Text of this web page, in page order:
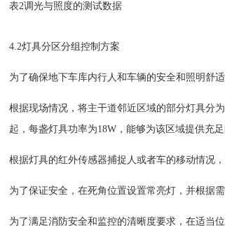
表2调光与照度的测试数据
4.2灯具分区分组控制方案
为了确保地下车库内行人和车辆的安全和照明舒
根据现场情况，将主干道邻近区域的部分灯具分
起，每盏灯具功率为18W，能够为该区域提供充
根据灯具的红外传感器捕捉人或者车的移动情况
为了保证安全，在死角位置设置常亮灯，并根据
为了满足消防安全和监控的清晰度要求，在适当